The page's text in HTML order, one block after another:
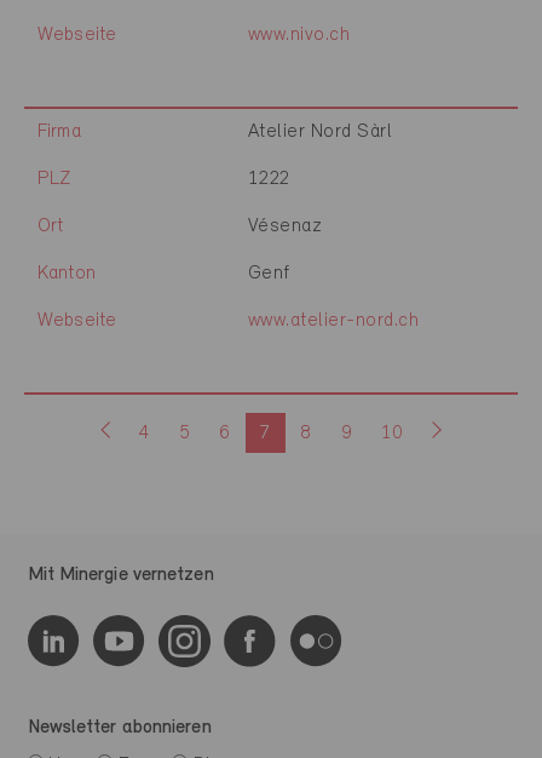
Webseite www.nivo.ch
Firma Atelier Nord Sàrl
PLZ 1222
Ort Vésenaz
Kanton Genf
Webseite www.atelier-nord.ch
4 5 6 7 8 9 10
Mit Minergie vernetzen
Newsletter abonnieren